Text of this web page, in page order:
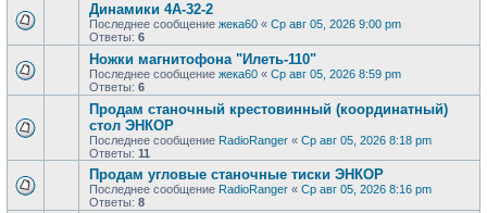
Динамики 4А-32-2
Последнее сообщение жека60 « Ср авг 05, 2026 9:00 pm
Ответы: 6
Ножки магнитофона "Илеть-110"
Последнее сообщение жека60 « Ср авг 05, 2026 8:59 pm
Ответы: 6
Продам станочный крестовинный (координатный)
стол ЭНКОР
Последнее сообщение RadioRanger « Ср авг 05, 2026 8:18 pm
Ответы: 11
Продам угловые станочные тиски ЭНКОР
Последнее сообщение RadioRanger « Ср авг 05, 2026 8:16 pm
Ответы: 8